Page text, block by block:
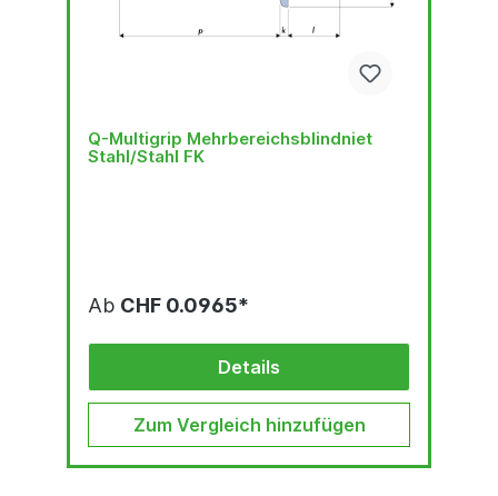
Q-Multigrip Mehrbereichsblindniet
Stahl/Stahl FK
Ab CHF 0.0965*
Details
Zum Vergleich hinzufügen